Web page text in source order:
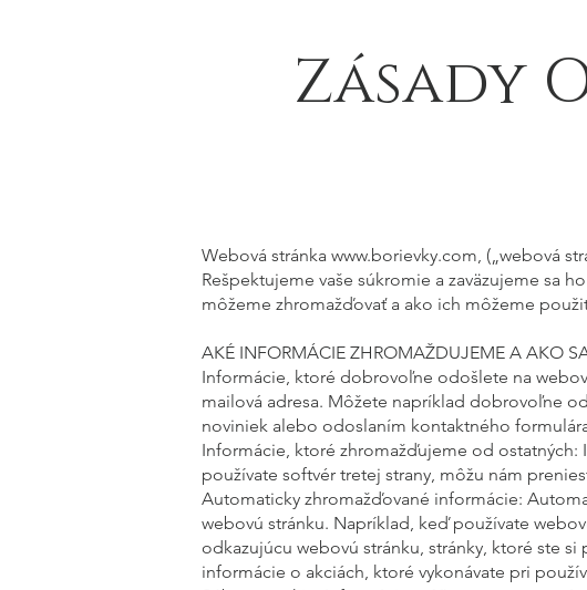
Zásady
Webová stránka www.borievky.com, („webová
Rešpektujeme vaše súkromie a zaväzujeme sa
môžeme zhromažďovať a ako ich môžeme
AKÉ INFORMÁCIE ZHROMAŽDUJEME A AKO
Informácie, ktoré dobrovoľne odošlete na
mailová adresa. Môžete napríklad dobrovoľne
noviniek alebo odoslaním kontaktného
Informácie, ktoré zhromažďujeme od
používate softvér tretej strany, môžu nám
Automaticky zhromažďované informácie:
webovú stránku. Napríklad, keď používate
odkazujúcu webovú stránku, stránky, ktoré ste
informácie o akciách, ktoré vykonávate pri